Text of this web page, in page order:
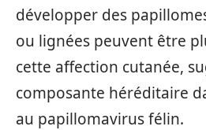
développer des
ou lignées peuvent être
cette affection cutanée,
composante héréditaire
au papillomavirus félin.